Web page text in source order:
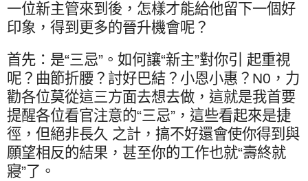
一位新主管來到後，怎樣才能給他留下一個好
印象，得到更多的晉升機會呢？
首先：是“三忌”。如何讓“新主”對你引 起重視
呢？曲節折腰？討好巴結？小恩小惠？ N0 ，力
勸各位莫從這三方面去想去做，這就是我首要
提醒各位看官注意的“三忌”，這些看起來是捷
徑，但絕非長久 之計，搞不好還會使你得到與
願望相反的結果，甚至你的工作也就“壽終就
寢”了。